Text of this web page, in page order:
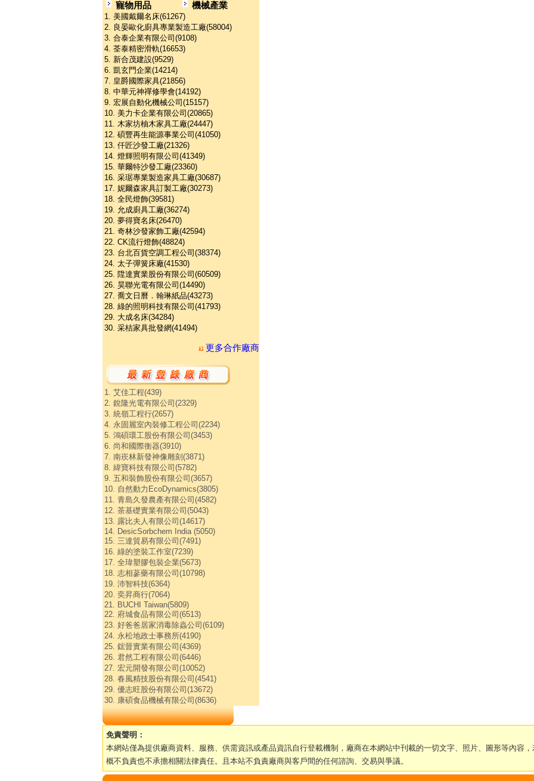
寵物用品
機械產業
1. 美國戴爾名床(61267)
2. 良晏歐化廚具專業製造工廠(58004)
3. 合泰企業有限公司(9108)
4. 荃泰精密滑軌(16653)
5. 新合茂建設(9529)
6. 凱玄門企業(14214)
7. 皇爵國際家具(21856)
8. 中華元神禪修學會(14192)
9. 宏展自動化機械公司(15157)
10. 美力卡企業有限公司(20865)
11. 木家坊柚木家具工廠(24447)
12. 碩豐再生能源事業公司(41050)
13. 仟匠沙發工廠(21326)
14. 燈輝照明有限公司(41349)
15. 華爾特沙發工廠(23360)
16. 采琚專業製造家具工廠(30687)
17. 妮爾森家具訂製工廠(30273)
18. 全民燈飾(39581)
19. 允成廚具工廠(36274)
20. 夢得寶名床(26470)
21. 奇林沙發家飾工廠(42594)
22. CK流行燈飾(48824)
23. 台北百貨空調工程公司(38374)
24. 太子彈簧床廠(41530)
25. 陞達實業股份有限公司(60509)
26. 昊聯光電有限公司(14490)
27. 喬文日曆．翰琳紙品(43273)
28. 綠的照明科技有限公司(41793)
29. 大成名床(34284)
30. 采桔家具批發網(41494)
更多合作廠商
1. 艾佳工程(439)
2. 銳隆光電有限公司(2329)
3. 統嶺工程行(2657)
4. 永固麗室內裝修工程公司(2234)
5. 鴻碩環工股份有限公司(3453)
6. 尚和國際衡器(3910)
7. 南崁林新發神像雕刻(3871)
8. 緯寶科技有限公司(5782)
9. 五和裝飾股份有限公司(3657)
10. 自然動力EcoDynamics(3805)
11. 青島久發農產有限公司(4582)
12. 茶基礎實業有限公司(5043)
13. 露比夫人有限公司(14617)
14. DesicSorbchem India (5050)
15. 三達貿易有限公司(7491)
16. 綠的塗裝工作室(7239)
17. 全瑋塑膠包裝企業(5673)
18. 志相蔘藥有限公司(10798)
19. 沛智科技(6364)
20. 奕昇商行(7064)
21. BUCHI Taiwan(5809)
22. 府城食品有限公司(6513)
23. 好爸爸居家消毒除蟲公司(6109)
24. 永松地政士事務所(4190)
25. 鋐晉實業有限公司(4369)
26. 君然工程有限公司(6446)
27. 宏元開發有限公司(10052)
28. 春風精技股份有限公司(4541)
29. 優志旺股份有限公司(13672)
30. 康碩食品機械有限公司(8636)
免責聲明：
本網站僅為提供廠商資料、服務、供需資訊或產品資訊自行登載機制，廠商在本網站中刊載的一切文字、照片、圖形等內容
概不負責也不承擔相關法律責任。且本站不負責廠商與客戶間的任何諮詢、交易與爭議。